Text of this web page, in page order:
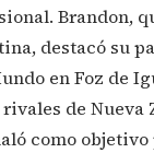
Brandon,
destacó su
en Foz de
de Nueva
como